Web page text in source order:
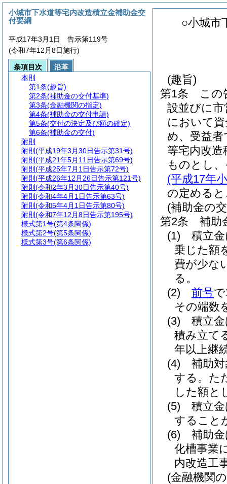
○小城市
(趣旨)
第1条
この
設並びに市
において
め、受益
等宅内改造
ものとし
(平成17年
の定める
(補助金の
第2条
補助
(1)
積立
乗じた額
費が少な
る。
(2)
前号
その端数
(3)
積立
積み立て
年以上継
(4)
補助
する。 た
した額と
(5)
積立
すること
(6)
補助
化槽事業
内改造工
(金融機関
小城市下水道等宅内改造積立金補助金交
付要綱
平成17年3月1日 告示第119号
(令和7年12月8日施行)
条項目次
沿革
本則
第1条(趣旨)
第2条(補助金の交付基準)
第3条(金融機関の指定)
第4条(補助金の交付申請)
第5条(交付の決定及び額の確定)
第6条(補助金の交付)
附則
附則 (平成19年3月30日告示第31号)
附則 (平成21年5月11日告示第69号)
附則 (平成25年7月1日告示第72号)
附則 (平成26年12月26日告示第121号)
附則 (令和2年3月30日告示第40号)
附則 (令和4年4月1日告示第63号)
附則 (令和5年4月1日告示第80号)
附則 (令和7年12月8日告示第195号)
様式第1号(第4条関係)
様式第2号(第5条関係)
様式第3号(第6条関係)